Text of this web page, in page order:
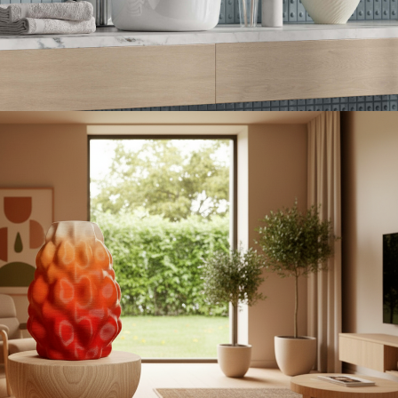
ВАЗЫ И ДЕКОР
Керамика VS 3D печать